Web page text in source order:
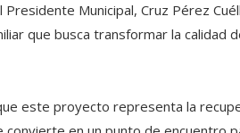
Municipal, Cruz Pérez
que busca transformar la calidad
este proyecto representa la